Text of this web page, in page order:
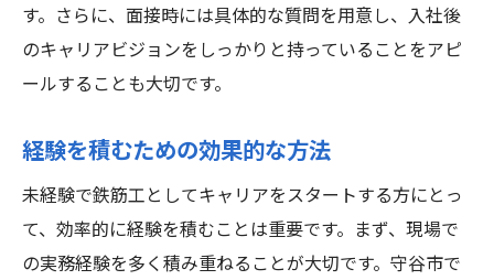
す。さらに、面接時には具体的な質問を用意し、入社後
のキャリアビジョンをしっかりと持っていることをアピ
ールすることも大切です。
経験を積むための効果的な方法
未経験で鉄筋工としてキャリアをスタートする方にとっ
て、効率的に経験を積むことは重要です。まず、現場で
の実務経験を多く積み重ねることが大切です。守谷市で